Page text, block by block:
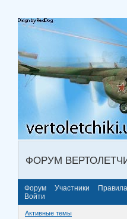
ФОРУМ
Форум Участники Правила
Войти
Активные темы